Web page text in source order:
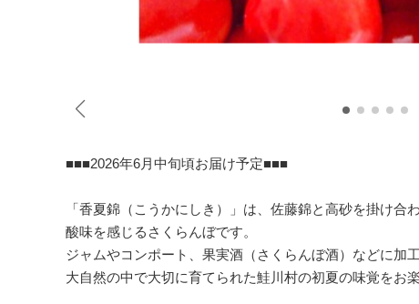
■■■2026年6月中旬頃お届け予定■■■
「香夏錦（こうかにしき）」は、佐藤錦と高砂を掛け合
酸味を感じるさくらんぼです。
ジャムやコンポート、果実酒（さくらんぼ酒）などに加
大自然の中で大切に育てられた鮭川村の初夏の味覚をお